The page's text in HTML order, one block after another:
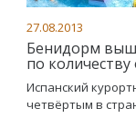
27.08.2013
Бенидорм
по
Испанский
четвёртым в